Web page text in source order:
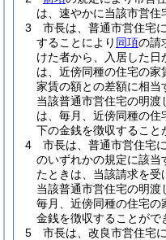
は、速やかに当該市営住
3
市長は、普通市営住宅
することにより 同項の請
けた者から、入居した
は、近傍同種の住宅の
家賃の額との差額に相当
当該普通市営住宅の明
は、毎月、近傍同種の住
下の金銭を徴収すること
4
市長は、普通市営住宅
のいずれかの規定に該当
たときは、当該請求を受
当該普通市営住宅の明渡
毎月、近傍同種の住宅
金銭を徴収することがで
5
市長は、改良市営住宅